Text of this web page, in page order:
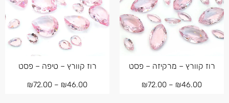
רוז קוורץ – מרקיזה – פסט
₪46.00
–
₪72.00
רוז קוורץ – טיפה – פסט
₪46.00
–
₪72.00